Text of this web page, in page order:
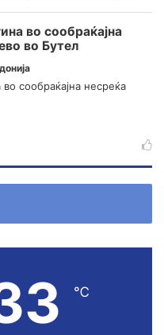
во сообраќајна
во Бутел
сообраќајна несреќа
℃